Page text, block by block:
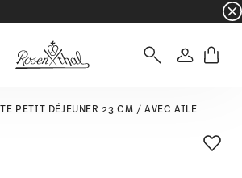
– Économisez encore plus
PETIT DÉJEUNER 23 CM / AVEC AILE
Liste